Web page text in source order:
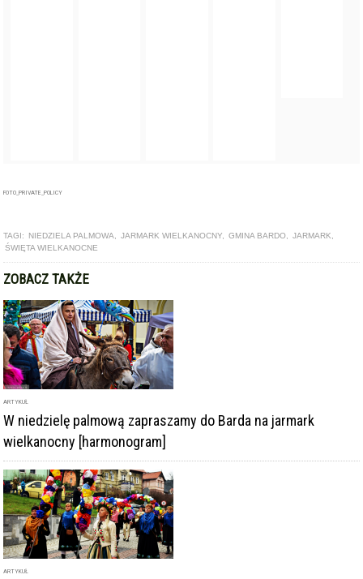
FOTO_PRIVATE_POLICY
TAGI: NIEDZIELA PALMOWA JARMARK WIELKANOCNY GMINA BARDO JARMARK
ŚWIĘTA WIELKANOCNE
ZOBACZ TAKŻE
ARTYKUŁ
W niedzielę palmową zapraszamy do Barda na jarmark
wielkanocny [harmonogram]
ARTYKUŁ